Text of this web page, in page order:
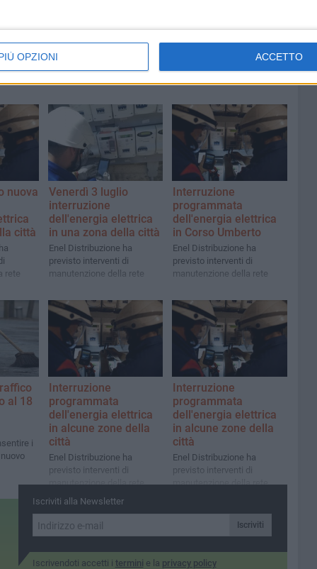
OPZIONI ACCETTO
nuova
città
rete
Venerdì 3 luglio
interruzione
dell'energia elettrica
in una zona della città
Enel Distribuzione ha
previsto interventi di
manutenzione della rete
Interruzione
programmata
dell'energia elettrica
in Corso Umberto
Enel Distribuzione ha
previsto interventi di
manutenzione della rete
al 18
i
Interruzione
programmata
dell'energia elettrica
in alcune zone della
città
Enel Distribuzione ha
previsto interventi di
manutenzione della rete
Interruzione
programmata
dell'energia elettrica
in alcune zone della
città
Enel Distribuzione ha
previsto interventi di
manutenzione della rete
Iscriviti alla Newsletter
Iscriviti
Iscrivendoti accetti i termini e la privacy policy